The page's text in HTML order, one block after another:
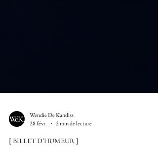
Wendie De Kandiss
28 févr.
2 min de lecture